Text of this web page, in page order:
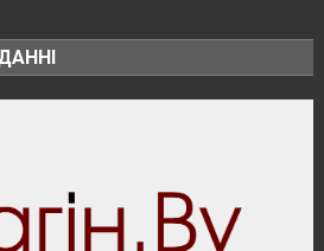
безопасность
кампании